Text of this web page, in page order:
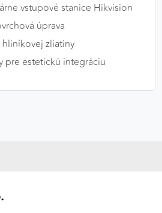
vstupové stanice Hikvision
úprava
zliatiny
pre estetickú integráciu